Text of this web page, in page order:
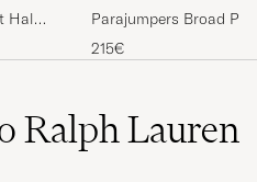
Half-
Parajumpers Broad
Easy Half Zip
Ivory
215€
Ralph Lauren